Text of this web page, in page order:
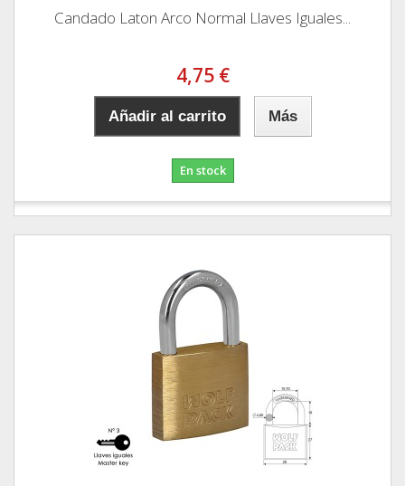
Candado Laton Arco Normal Llaves Iguales...
4,75 €
Añadir al carrito Más
En stock